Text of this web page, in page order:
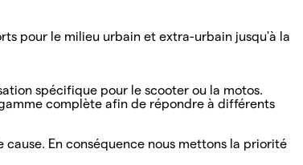
pour le milieu urbain et extra-urbain jusqu'à la
spécifique pour le scooter ou la motos.
complète afin de répondre à différents
En conséquence nous mettons la priorité